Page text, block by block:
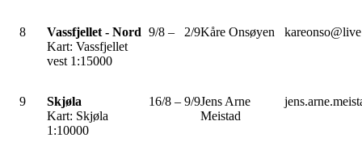
8
Vassfjellet - Nord
Kart: Vassfjellet
vest 1:15000
9/8 – 2/9Kåre Onsøyen
9
Skjøla
Kart: Skjøla
1:10000
16/8 – 9/9Jens Arne
Meistad